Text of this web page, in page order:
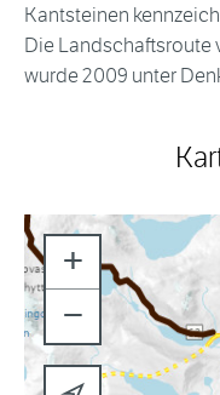
Kantsteinen
Die Landschaftsroute
wurde 2009 unter
+
−